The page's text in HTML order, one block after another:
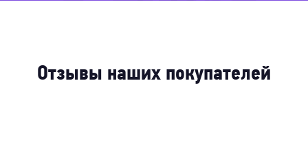
-
-56% -41%
Отзывы наших покупателей